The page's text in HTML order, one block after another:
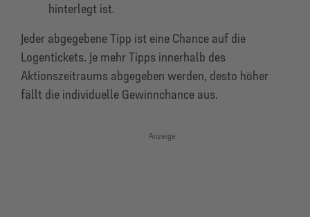
hinterlegt ist.
Jeder abgegebene Tipp ist eine Chance auf die
Logentickets. Je mehr Tipps innerhalb des
Aktionszeitraums abgegeben werden, desto höher
fällt die individuelle Gewinnchance aus.
Anzeige